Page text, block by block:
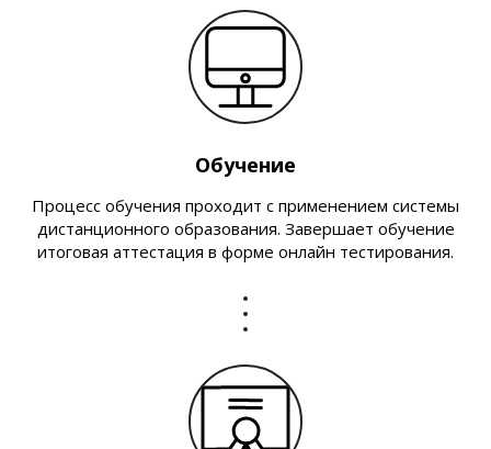
Обучение
Процесс обучения проходит с применением системы
дистанционного образования. Завершает обучение
итоговая аттестация в форме онлайн тестирования.